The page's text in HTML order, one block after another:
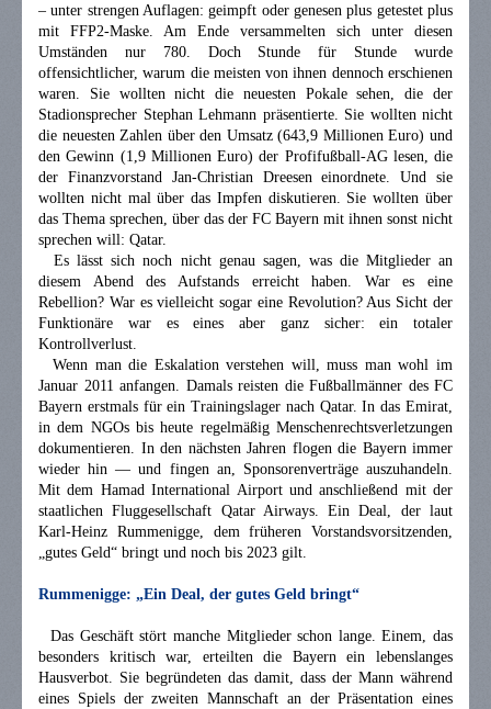
– unter strengen Auflagen: geimpft oder genesen plus getestet plus
mit FFP2-Maske. Am Ende versammelten sich unter diesen
Umständen nur 780. Doch Stunde für Stunde wurde
offensichtlicher, warum die meisten von ihnen dennoch erschienen
waren. Sie wollten nicht die neuesten Pokale sehen, die der
Stadionsprecher Stephan Lehmann präsentierte. Sie wollten nicht
die neuesten Zahlen über den Umsatz (643,9 Millionen Euro) und
den Gewinn (1,9 Millionen Euro) der Profifußball-AG lesen, die
der Finanzvorstand Jan-Christian Dreesen einordnete. Und sie
wollten nicht mal über das Impfen diskutieren. Sie wollten über
das Thema sprechen, über das der FC Bayern mit ihnen sonst nicht
sprechen will: Qatar.
Es lässt sich noch nicht genau sagen, was die Mitglieder an
diesem Abend des Aufstands erreicht haben. War es eine
Rebellion? War es vielleicht sogar eine Revolution? Aus Sicht der
Funktionäre war es eines aber ganz sicher: ein totaler
Kontrollverlust.
Wenn man die Eskalation verstehen will, muss man wohl im
Januar 2011 anfangen. Damals reisten die Fußballmänner des FC
Bayern erstmals für ein Trainingslager nach Qatar. In das Emirat,
in dem NGOs bis heute regelmäßig Menschenrechtsverletzungen
dokumentieren. In den nächsten Jahren flogen die Bayern immer
wieder hin — und fingen an, Sponsorenverträge auszuhandeln.
Mit dem Hamad International Airport und anschließend mit der
staatlichen Fluggesellschaft Qatar Airways. Ein Deal, der laut
Karl-Heinz Rummenigge, dem früheren Vorstandsvorsitzenden,
„gutes Geld“ bringt und noch bis 2023 gilt.
Rummenigge: „Ein Deal, der gutes Geld bringt“
Das Geschäft stört manche Mitglieder schon lange. Einem, das
besonders kritisch war, erteilten die Bayern ein lebenslanges
Hausverbot. Sie begründeten das damit, dass der Mann während
eines Spiels der zweiten Mannschaft an der Präsentation eines